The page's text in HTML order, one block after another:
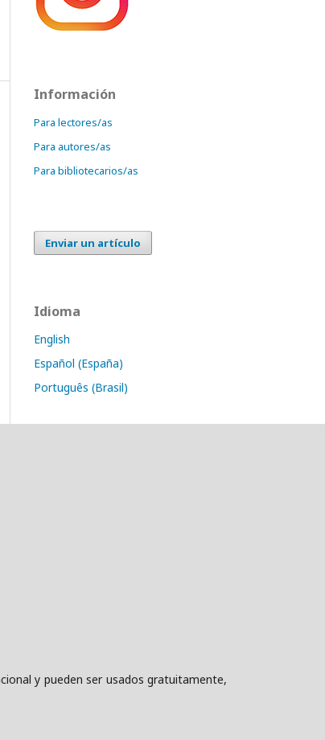
Información
Para lectores/as
Para autores/as
Para bibliotecarios/as
Enviar un artículo
Idioma
English
Español (España)
Português (Brasil)
y pueden ser usados gratuitamente,